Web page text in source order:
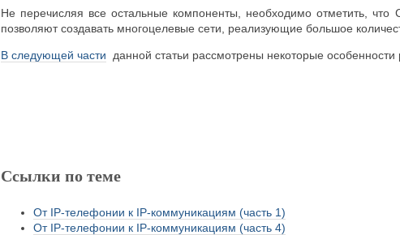
Не перечисляя все остальные компоненты, необходимо отметить,
позволяют создавать многоцелевые сети, реализующие большое
В следующей части данной статьи рассмотрены некоторые
Ссылки по теме
От IP-телефонии к IP-коммуникациям (часть 1)
От IP-телефонии к IP-коммуникациям (часть 4)